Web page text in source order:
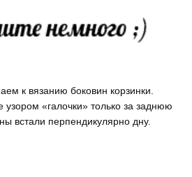
к вязанию боковин корзинки.
«галочки» только за заднюю
встали перпендикулярно дну.